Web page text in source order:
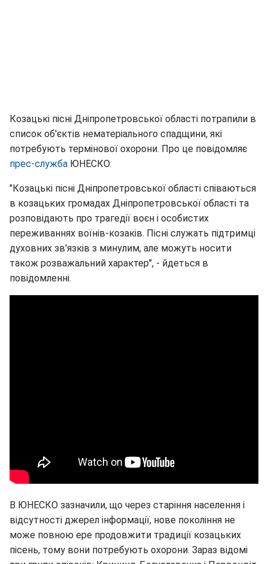
Козацькі пісні Дніпропетровської області потрапили в
список об'єктів нематеріального спадщини, які
потребують термінової охорони. Про це повідомляє
прес-служба ЮНЕСКО.
"Козацькі пісні Дніпропетровської області співаються
в козацьких громадах Дніпропетровської області та
розповідають про трагедії воєн і особистих
переживаннях воїнів-козаків. Пісні служать підтримці
духовних зв'язків з минулим, але можуть носити
також розважальний характер", - йдеться в
повідомленні.
В ЮНЕСКО зазначили, що через старіння населення і
відсутності джерел інформації, нове покоління не
може повною ере продовжити традиції козацьких
пісень, тому вони потребують охорони. Зараз відомі